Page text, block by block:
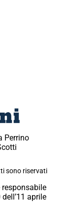
Perrino
sono riservati
aprile